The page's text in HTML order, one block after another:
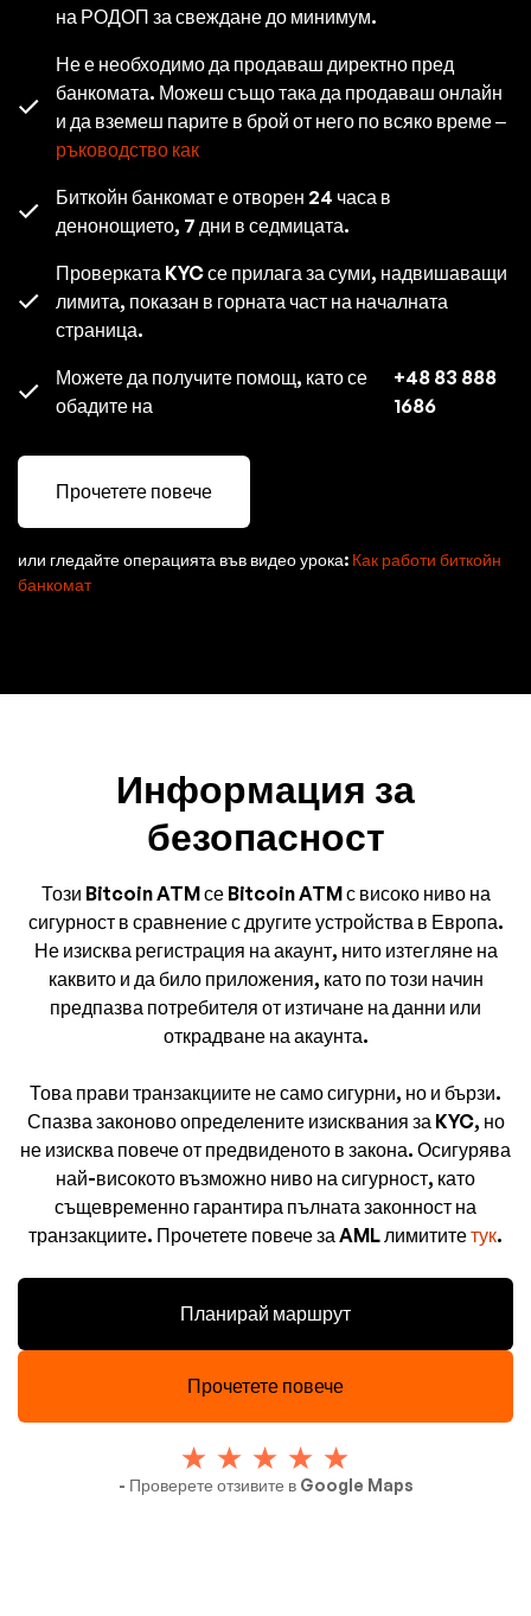
на РОДОП за свеждане до минимум.
Не е необходимо да продаваш директно пред
банкомата. Можеш също така да продаваш онлайн
и да вземеш парите в брой от него по всяко време –
ръководство как
Биткойн банкомат е отворен 24 часа в
денонощието, 7 дни в седмицата.
Проверката KYC се прилага за суми, надвишаващи
лимита, показан в горната част на началната
страница.
Можете да получите помощ, като се
обадите на
+48 83 888
1686
Прочетете повече
или гледайте операцията във видео урока: Как работи биткойн
банкомат
Информация за
безопасност
Този Bitcoin ATM се Bitcoin ATM с високо ниво на
сигурност в сравнение с другите устройства в Европа.
Не изисква регистрация на акаунт, нито изтегляне на
каквито и да било приложения, като по този начин
предпазва потребителя от изтичане на данни или
открадване на акаунта.
Това прави транзакциите не само сигурни, но и бързи.
Спазва законово определените изисквания за KYC, но
не изисква повече от предвиденото в закона. Осигурява
най-високото възможно ниво на сигурност, като
същевременно гарантира пълната законност на
транзакциите. Прочетете повече за AML лимититетук.
Планирай маршрут
Прочетете повече
- Проверете отзивите в Google Maps